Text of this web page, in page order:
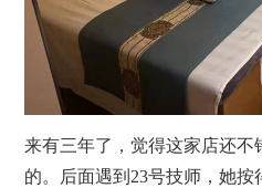
来有三年了，觉得这家店还
的。后面遇到23号技师，她